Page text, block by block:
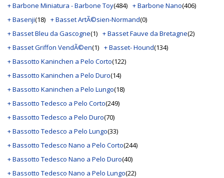
+ Barbone Miniatura - Barbone Toy(484) + Barbone Nano(406)
+ Basenji(18) + Basset ArtÃ©sien-Normand(0)
+ Basset Bleu da Gascogne(1) + Basset Fauve da Bretagne(2)
+ Basset Griffon VendÃ©en(1) + Basset- Hound(134)
+ Bassotto Kaninchen a Pelo Corto(122)
+ Bassotto Kaninchen a Pelo Duro(14)
+ Bassotto Kaninchen a Pelo Lungo(18)
+ Bassotto Tedesco a Pelo Corto(249)
+ Bassotto Tedesco a Pelo Duro(70)
+ Bassotto Tedesco a Pelo Lungo(33)
+ Bassotto Tedesco Nano a Pelo Corto(244)
+ Bassotto Tedesco Nano a Pelo Duro(40)
+ Bassotto Tedesco Nano a Pelo Lungo(22)